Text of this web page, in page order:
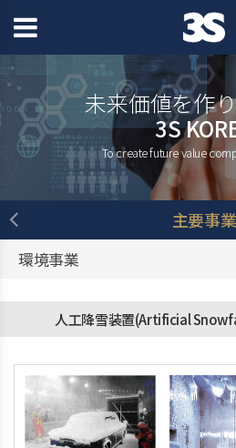
未来価値を作
3S
To create future value
主要事業
環境事業
人工降雪装置(Artificial